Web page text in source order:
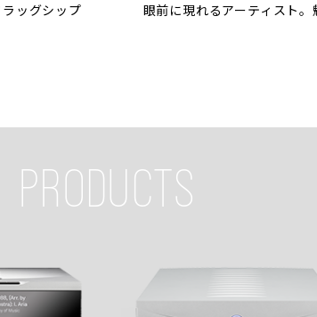
ッグシップ 眼前に現れるアーティスト
PRODUCTS